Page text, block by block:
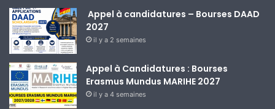
Appel à candidatures – Bourses DAAD
2027
il y a 2 semaines
Appel à Candidatures : Bourses
Erasmus Mundus MARIHE 2027
il y a 4 semaines